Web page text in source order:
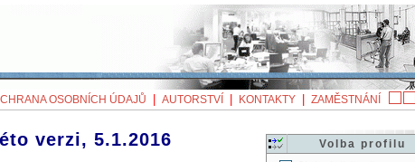
OSOBNÍCH ÚDAJŮ AUTORSTVÍ KONTAKTY ZAMĚSTNÁNÍ
Volba profilu
verzi, 5.1.2016